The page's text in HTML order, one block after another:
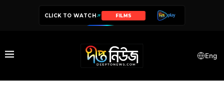
CLICK TO WATCH SERIES
Eng